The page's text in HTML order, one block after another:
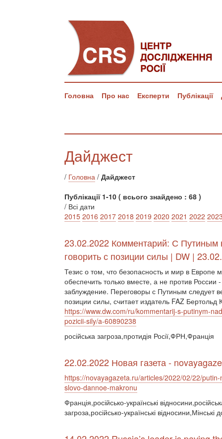
Головна Про нас Експерти Публікації
Дайджест
/ Головна / Дайджест
Публікації 1-10 ( всього знайдено : 68 )
/ Всі дати
2015 2016 2017 2018 2019 2020 2021 2022
23.02.2022 Комментарий: С Путиным
говорить с позиции силы | DW |
Тезис о том, что безопасность и мир в Европе
обеспечить только вместе, а не против России -
заблуждение. Переговоры с Путиным следует
позиции силы, считает издатель FAZ Бертольд
https://www.dw.com/ru/kommentarij-s-putinym-
pozicii-sily/a-60890238
російська загроза,протидія Росії,ФРН,Франція
22.02.2022 Новая газета -
https://novayagazeta.ru/articles/2022/02/22/
slovo-dannoe-makronu
Франція,російсько-українські
загроза,російсько-українські